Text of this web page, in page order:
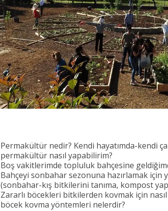
Permakültür nedir? Kendi hayatımda-kendi
permakültür nasıl yapabilirim?
Boş vakitlerimde topluluk bahçesine
Bahçeyi sonbahar sezonuna hazırlamak için
(sonbahar-kış bitkilerini tanıma, kompost
Zararlı böcekleri bitkilerden kovmak için
böcek kovma yöntemleri nelerdir?